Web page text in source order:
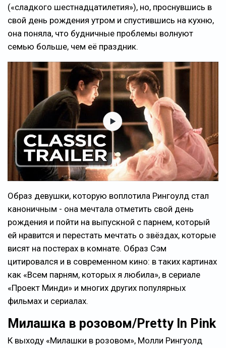
(«сладкого шестнадцатилетия»), но, проснувшись в
свой день рождения утром и спустившись на кухню,
она поняла, что будничные проблемы волнуют
семью больше, чем её праздник.
Образ девушки, которую воплотила Рингоулд стал
каноничным - она мечтала отметить свой день
рождения и пойти на выпускной с парнем, который
ей нравится и перестать мечтать о звёздах, которые
висят на постерах в комнате. Образ Сэм
цитировался и в современном кино: в таких картинах
как «Всем парням, которых я любила», в сериале
«Проект Минди» и многих других популярных
фильмах и сериалах.
Милашка в розовом/Pretty In Pink
К выходу «Милашки в розовом», Молли Рингуолд